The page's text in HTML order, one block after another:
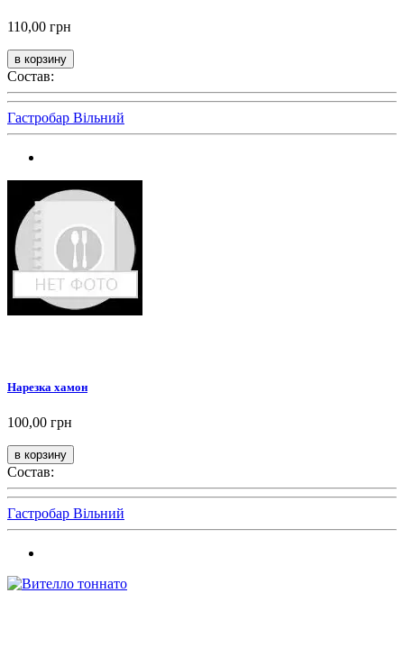
110,00 грн
Состав:
Гастробар Вільний
Нарезка хамон
100,00 грн
Состав:
Гастробар Вільний